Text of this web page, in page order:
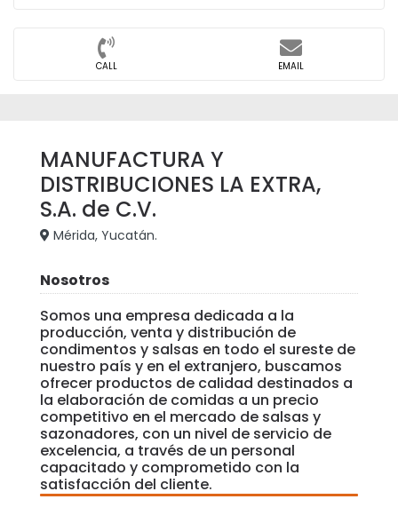
CALL EMAIL
MANUFACTURA Y
DISTRIBUCIONES LA EXTRA,
S.A. de C.V.
Mérida, Yucatán.
Nosotros
Somos una empresa dedicada a la
producción, venta y distribución de
condimentos y salsas en todo el sureste de
nuestro país y en el extranjero, buscamos
ofrecer productos de calidad destinados a
la elaboración de comidas a un precio
competitivo en el mercado de salsas y
sazonadores, con un nivel de servicio de
excelencia, a través de un personal
capacitado y comprometido con la
satisfacción del cliente.